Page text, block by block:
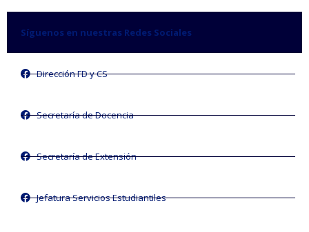
Síguenos en nuestras Redes Sociales
Dirección FD y CS
Secretaría de Docencia
Secretaría de Extensión
Jefatura Servicios Estudiantiles